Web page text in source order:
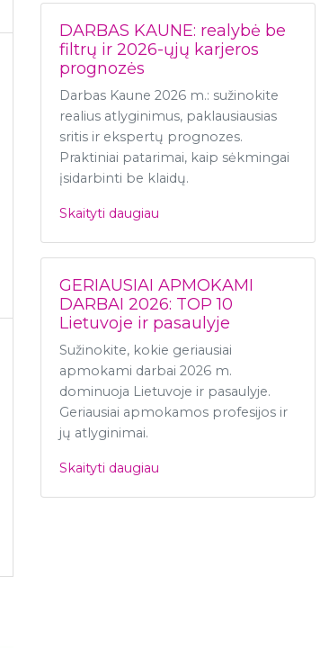
DARBAS KAUNE: realybė be
filtrų ir 2026-ųjų karjeros
prognozės
Darbas Kaune 2026 m.: sužinokite
realius atlyginimus, paklausiausias
sritis ir ekspertų prognozes.
Praktiniai patarimai, kaip sėkmingai
įsidarbinti be klaidų.
Skaityti daugiau
GERIAUSIAI APMOKAMI
DARBAI 2026: TOP 10
Lietuvoje ir pasaulyje
Sužinokite, kokie geriausiai
apmokami darbai 2026 m.
dominuoja Lietuvoje ir pasaulyje.
Geriausiai apmokamos profesijos ir
jų atlyginimai.
Skaityti daugiau